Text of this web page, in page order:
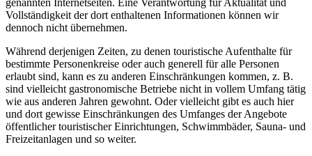
genannten Internetseiten. Eine Verantwortung für Aktualität und
Vollständigkeit der dort enthaltenen Informationen können wir
dennoch nicht übernehmen.
Während derjenigen Zeiten, zu denen touristische Aufenthalte für
bestimmte Personenkreise oder auch generell für alle Personen
erlaubt sind, kann es zu anderen Einschränkungen kommen, z. B.
sind vielleicht gastronomische Betriebe nicht in vollem Umfang tätig
wie aus anderen Jahren gewohnt. Oder vielleicht gibt es auch hier
und dort gewisse Einschränkungen des Umfanges der Angebote
öffentlicher touristischer Einrichtungen, Schwimmbäder, Sauna- und
Freizeitanlagen und so weiter.